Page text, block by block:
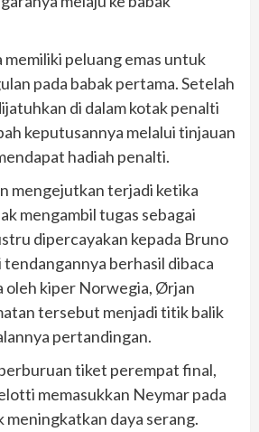
memiliki peluang emas untuk
pada babak pertama. Setelah
di dalam kotak penalti
keputusannya melalui tinjauan
hadiah penalti.
mengejutkan terjadi ketika
mengambil tugas sebagai
dipercayakan kepada Bruno
berhasil dibaca
oleh kiper Norwegia, Ørjan
tersebut menjadi titik balik
pertandingan.
tiket perempat final,
memasukkan Neymar pada
meningkatkan daya serang.